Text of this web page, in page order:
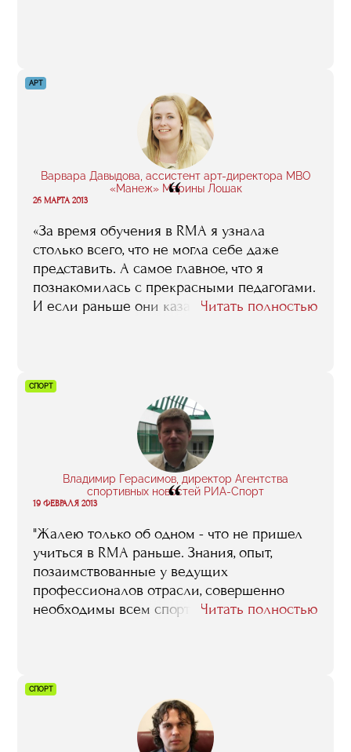
АРТ
Варвара Давыдова, ассистент арт-директора МВО
«Манеж» Марины Лошак
“
26 МАРТА 2013
«За время обучения в RMA я узнала
столько всего, что не могла себе даже
представить. А самое главное, что я
познакомилась с прекрасными педагогами.
И если раньше они казались мнеЧитать полностью
СПОРТ
Владимир Герасимов, директор Агентства
спортивных новостей РИА-Спорт
“
19 ФЕВРАЛЯ 2013
"Жалею только об одном - что не пришел
учиться в RMA раньше. Знания, опыт,
позаимствованные у ведущих
профессионалов отрасли, совершенно
необходимы всем спортивнымЧитать полностью
СПОРТ